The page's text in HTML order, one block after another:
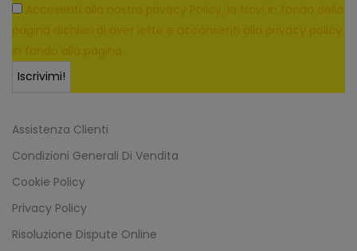
Accosenti alla nostra privacy Policy, la trovi in fondo della
pagina dichiari di aver letto e acconsenti alla privacy policy
in fondo alla pagina
Assistenza Clienti
Condizioni Generali Di Vendita
Cookie Policy
Privacy Policy
Risoluzione Dispute Online